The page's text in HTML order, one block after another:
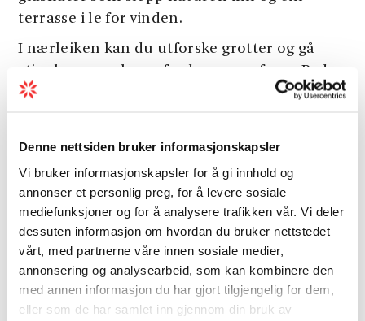
Denne nettsiden bruker informasjonskapsler
Vi bruker informasjonskapsler for å gi innhold og
annonser et personlig preg, for å levere sosiale
mediefunksjoner og for å analysere trafikken vår. Vi deler
dessuten informasjon om hvordan du bruker nettstedet
vårt, med partnerne våre innen sosiale medier,
annonsering og analysearbeid, som kan kombinere den
med annen informasjon du har gjort tilgjengelig for dem,
eller som de har samlet inn gjennom din bruk av
terrasse i le for vinden.
I nærleiken kan du utforske grotter og gå
stiar langs veglause fordums samfunn. Bade,
fiske og ro, eller teste kondisen opp til
Folgefonna, Jondal og Utne. Startpunktet for
turen tilTrolltungaer også innan
rekkevidde.
Velkomen til Hardanger Fjordtun – Treetop
and Fjord panorama cabins.